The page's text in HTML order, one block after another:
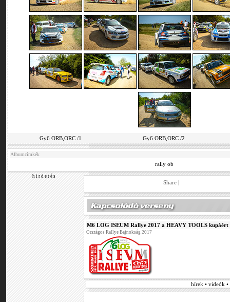
Gy6 ORB,ORC /1 Gy6 ORB,ORC /2
Albumcímkék
rally ob
h i r d e t é s
Share |
M6 LOG ISEUM Rallye 2017 a HEAVY TOOLS kupáért
Országos Rallye Bajnokság 2017
hírek • videók